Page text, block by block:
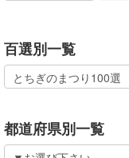
百選別一覧
都道府県別一覧